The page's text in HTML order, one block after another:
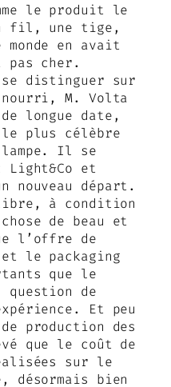
le produit le
fil, une tige,
en avait
cher.
distinguer sur
nourri, M. Volta
longue date,
plus célèbre
Il se
et
nouveau départ.
à condition
de beau et
l’offre de
le packaging
que le
question de
Et peu
production des
que le coût de
sur le
désormais bien